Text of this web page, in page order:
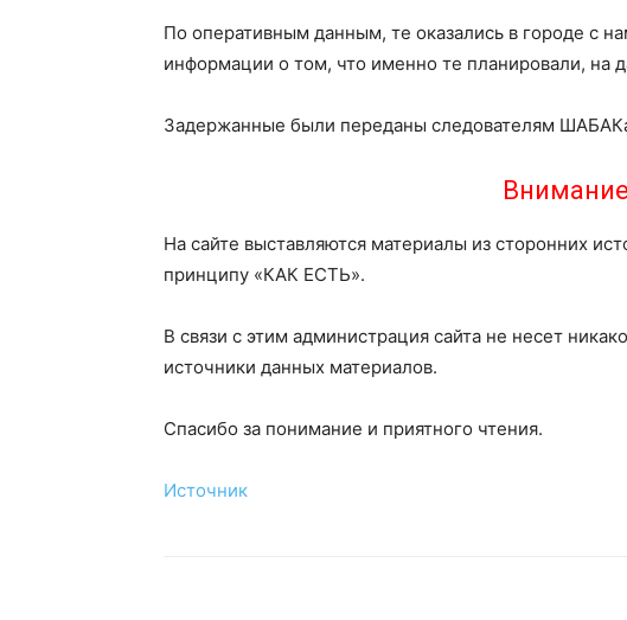
По оперативным данным, те оказались в городе с
информации о том, что именно те планировали, на
Задержанные были переданы следователям
На сайте выставляются материалы из сторонних
принципу «КАК ЕСТЬ».
В связи с этим администрация сайта не несет
источники данных материалов.
Спасибо за понимание и приятного чтения.
Источник